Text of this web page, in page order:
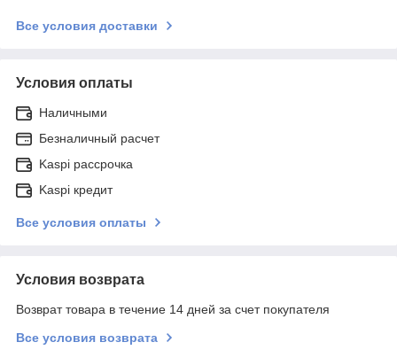
Все условия доставки
Условия оплаты
Наличными
Безналичный расчет
Kaspi рассрочка
Kaspi кредит
Все условия оплаты
Условия возврата
Возврат товара в течение 14 дней за счет покупателя
Все условия возврата